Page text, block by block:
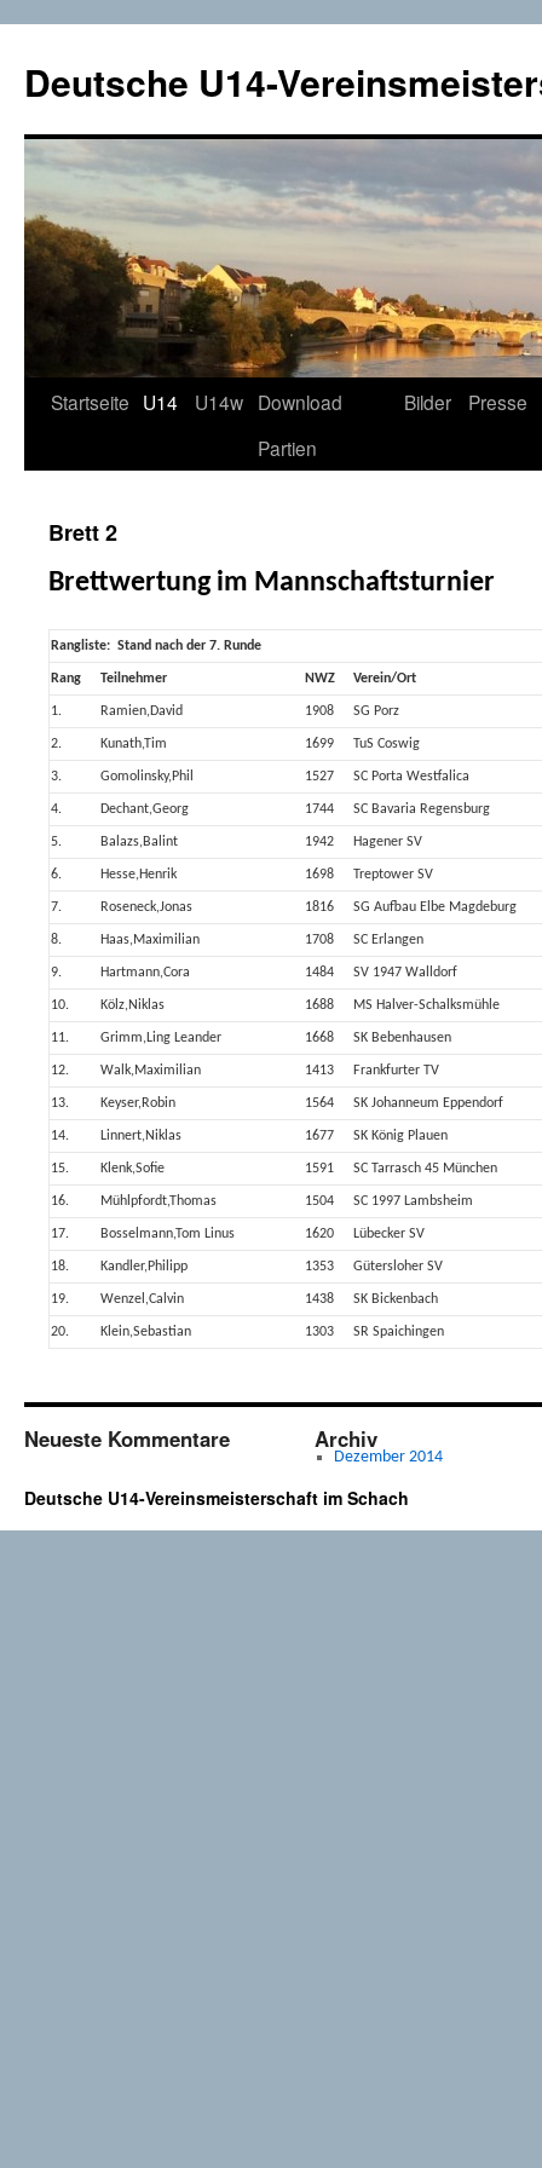
Deutsche U14-
Zum
Startseite U14 U14w Download
Partien
Bilder Presse
Brett 2
Brettwertung im Mannschaftsturnier
Rangliste: Stand nach der 7. Runde
Rang Teilnehmer NWZ Verein/Ort
1. Ramien,David 1908 SG Porz
2. Kunath,Tim 1699 TuS Coswig
3. Gomolinsky,Phil 1527 SC Porta Westfalica
4. Dechant,Georg 1744 SC Bavaria Regensburg
5. Balazs,Balint 1942 Hagener SV
6. Hesse,Henrik 1698 Treptower SV
7. Roseneck,Jonas 1816 SG Aufbau Elbe Magdeburg
8. Haas,Maximilian 1708 SC Erlangen
9. Hartmann,Cora 1484 SV 1947 Walldorf
10. Kölz,Niklas 1688 MS Halver-Schalksmühle
11. Grimm,Ling Leander 1668 SK Bebenhausen
12. Walk,Maximilian 1413 Frankfurter TV
13. Keyser,Robin 1564 SK Johanneum Eppendorf
14. Linnert,Niklas 1677 SK König Plauen
15. Klenk,Sofie 1591 SC Tarrasch 45 München
16. Mühlpfordt,Thomas 1504 SC 1997 Lambsheim
17. Bosselmann,Tom Linus 1620 Lübecker SV
18. Kandler,Philipp 1353 Gütersloher SV
19. Wenzel,Calvin 1438 SK Bickenbach
20. Klein,Sebastian 1303 SR Spaichingen
Neueste Kommentare Archiv
Dezember 2014
Deutsche U14-Vereinsmeisterschaft im Schach